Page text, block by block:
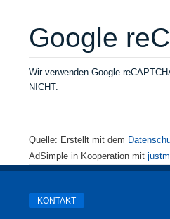
Google
Wir verwenden Google
NICHT.
Quelle: Erstellt mit dem
AdSimple in Kooperation mit
KONTAKT